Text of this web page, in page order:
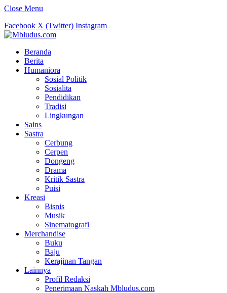
Close Menu
Facebook X (Twitter) Instagram
Beranda
Berita
Humaniora
Sosial Politik
Sosialita
Pendidikan
Tradisi
Lingkungan
Sains
Sastra
Cerbung
Cerpen
Dongeng
Drama
Kritik Sastra
Puisi
Kreasi
Bisnis
Musik
Sinematografi
Merchandise
Buku
Baju
Kerajinan Tangan
Lainnya
Profil Redaksi
Penerimaan Naskah Mbludus.com